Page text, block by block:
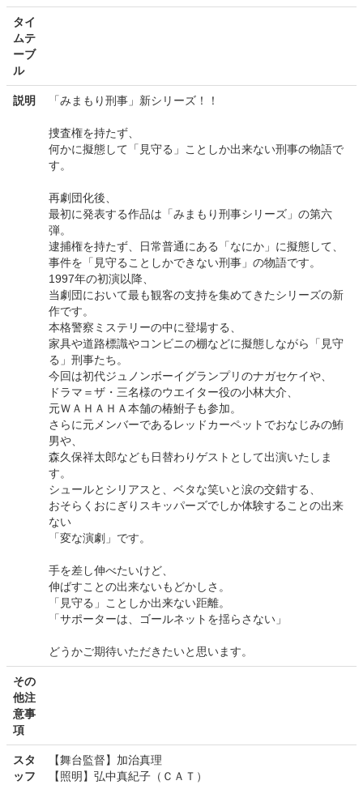
タイ
ムテ
ーブ
ル
説明 「みまもり刑事」新シリーズ！！
捜査権を持たず、
何かに擬態して「見守る」ことしか出来ない刑事の物語で
す。
再劇団化後、
最初に発表する作品は「みまもり刑事シリーズ」の第六
弾。
逮捕権を持たず、日常普通にある「なにか」に擬態して、
事件を「見守ることしかできない刑事」の物語です。
1997年の初演以降、
当劇団において最も観客の支持を集めてきたシリーズの新
作です。
本格警察ミステリーの中に登場する、
家具や道路標識やコンビニの棚などに擬態しながら「見守
る」刑事たち。
今回は初代ジュノンボーイグランプリのナガセケイや、
ドラマ＝ザ・三名様のウエイター役の小林大介、
元ＷＡＨＡＨＡ本舗の椿鮒子も参加。
さらに元メンバーであるレッドカーペットでおなじみの鮪
男や、
森久保祥太郎なども日替わりゲストとして出演いたしま
す。
シュールとシリアスと、ベタな笑いと涙の交錯する、
おそらくおにぎりスキッパーズでしか体験することの出来
ない
「変な演劇」です。
手を差し伸べたいけど、
伸ばすことの出来ないもどかしさ。
「見守る」ことしか出来ない距離。
「サポーターは、ゴールネットを揺らさない」
どうかご期待いただきたいと思います。
その
他注
意事
項
スタ
ッフ
【舞台監督】加治真理
【照明】弘中真紀子（ＣＡＴ）